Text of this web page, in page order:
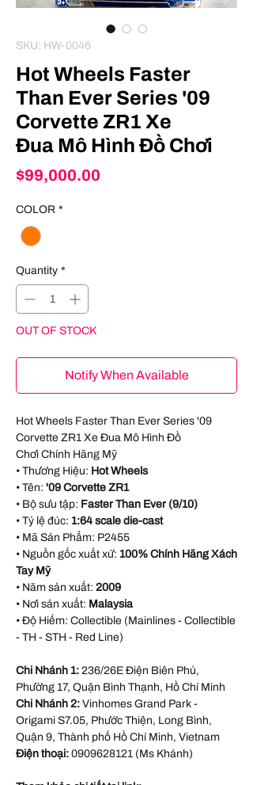
SKU: HW-0046
Hot Wheels Faster
Than Ever Series '09
Corvette ZR1 Xe
Đua Mô Hình Đồ Chơi
$99,000.00
COLOR *
Quantity *
OUT OF STOCK
Notify When Available
Hot Wheels Faster Than Ever Series '09
Corvette ZR1 Xe Đua Mô Hình Đồ
Chơi Chính Hãng Mỹ
• Thương Hiệu: Hot Wheels
• Tên: '09 Corvette ZR1
• Bộ sưu tập: Faster Than Ever (9/10)
• Tỷ lệ đúc: 1:64 scale die-cast
• Mã Sản Phẩm: P2455
• Nguồn gốc xuất xứ: 100% Chính Hãng Xách
Tay Mỹ
• Năm sản xuất: 2009
• Nơi sản xuất: Malaysia
• Độ Hiếm: Collectible (Mainlines - Collectible
- TH - STH - Red Line)
Chi Nhánh 1: 236/26E Điện Biên Phủ,
Phường 17, Quận Bình Thạnh, Hồ Chí Minh
Chi Nhánh 2: Vinhomes Grand Park -
Origami S7.05, Phước Thiện, Long Bình,
Quận 9, Thành phố Hồ Chí Minh, Vietnam
Điện thoại: 0909628121 (Ms Khánh)